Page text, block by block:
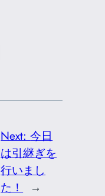
Next:今日
は引継ぎを
行いまし
た！
→